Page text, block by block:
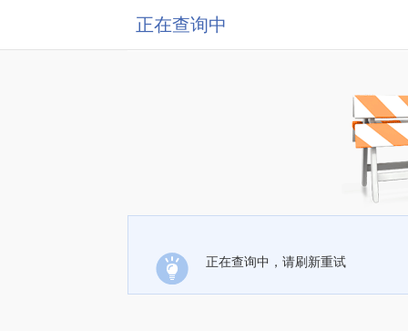
正在查询中
正在查询中，请刷新重试